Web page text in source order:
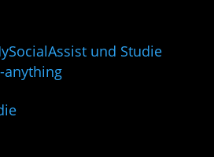
und Studie
anything